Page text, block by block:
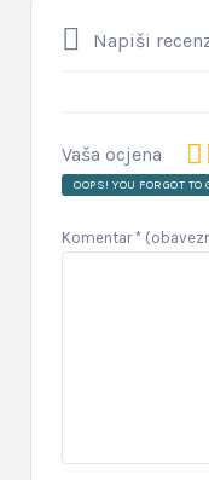
Napiši
Vaša ocjena
OOPS! YOU FORGOT
Komentar*